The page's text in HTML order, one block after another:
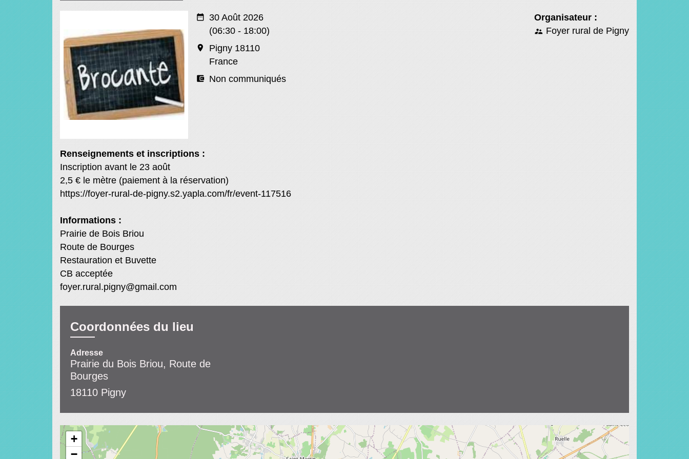
date_range 30 Août 2026
(06:30 - 18:00)
room
Pigny 18110
France
account_balance_wallet Non communiqués
Organisateur :
supervisor_account Foyer rural de Pigny
Renseignements et inscriptions :
Inscription avant le 23 août
2,5 € le mètre (paiement à la réservation)
https://foyer-rural-de-pigny.s2.yapla.com/fr/event-117516
Informations :
Prairie de Bois Briou
Route de Bourges
Restauration et Buvette
CB acceptée
foyer.rural.pigny@gmail.com
Coordonnées du lieu
Adresse
Prairie du Bois Briou, Route de
Bourges
18110 Pigny
+
−